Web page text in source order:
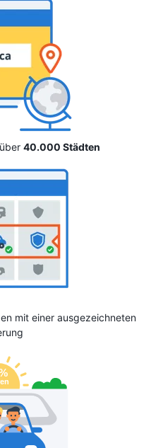
40.000 Städten
mit einer ausgezeichneten